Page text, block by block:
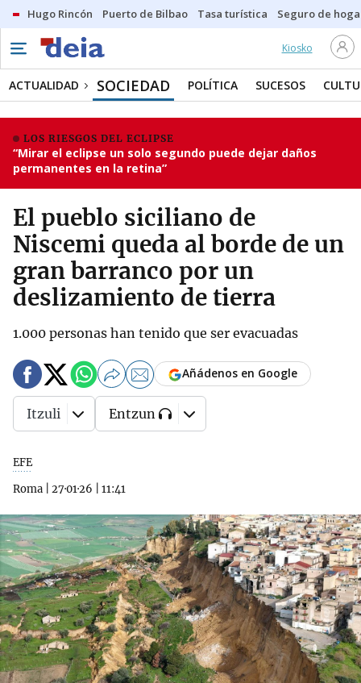
Hugo Rincón Puerto de Bilbao Tasa turística Seguro de
Kiosko
ACTUALIDAD SOCIEDAD POLÍTICA SUCESOS
LOS RIESGOS DEL ECLIPSE
“Mirar el eclipse un solo segundo puede dejar daños
permanentes en la retina”
El pueblo siciliano de
Niscemi queda al borde de un
gran barranco por un
deslizamiento de tierra
1.000 personas han tenido que ser evacuadas
EFE
Roma
27·01·26 11:41
Añádenos en Google
Itzuli Entzun